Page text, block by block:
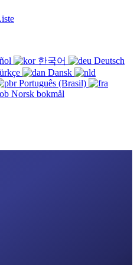
한국어
Deutsch
Dansk
Português (Brasil)
Norsk bokmål